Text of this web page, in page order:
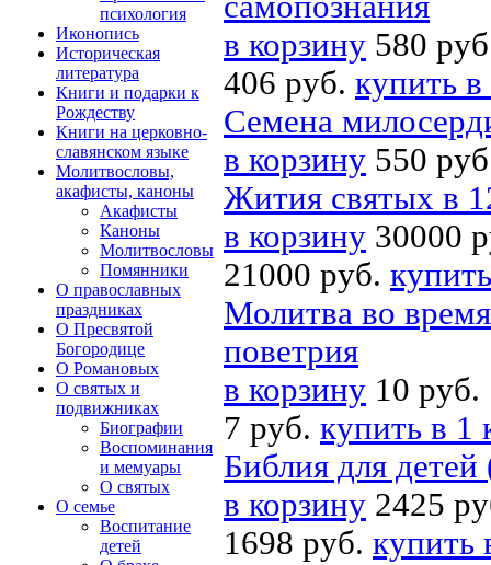
психология
Иконопись
Историческая
литература
Книги и подарки к
Рождеству
Книги на церковно-
славянском языке
Молитвословы,
акафисты, каноны
Акафисты
Каноны
Молитвословы
Помянники
О православных
праздниках
О Пресвятой
Богородице
О Романовых
О святых и
подвижниках
Биографии
Воспоминания
и мемуары
О святых
О семье
Воспитание
детей
в корзину 580
406 руб. купить
Семена
в корзину 550
Жития святых в
в корзину 30000
21000 руб.
Молитва во
поветрия
в корзину 10 руб.
7 руб. купить в 1
Библия для
в корзину 2425
1698 руб. купить